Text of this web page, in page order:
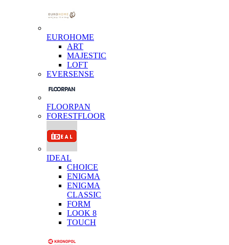
EUROHOME
ART
MAJESTIC
LOFT
EVERSENSE
FLOORPAN
FORESTFLOOR
IDEAL
CHOICE
ENIGMA
ENIGMA
CLASSIC
FORM
LOOK 8
TOUCH